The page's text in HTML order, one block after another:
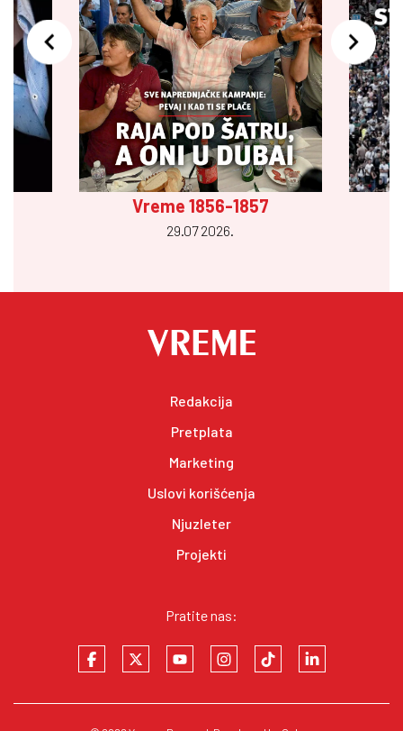
Vreme 1856-1857
29.07 2026.
Redakcija
Pretplata
Marketing
Uslovi korišćenja
Njuzleter
Projekti
Pratite nas: